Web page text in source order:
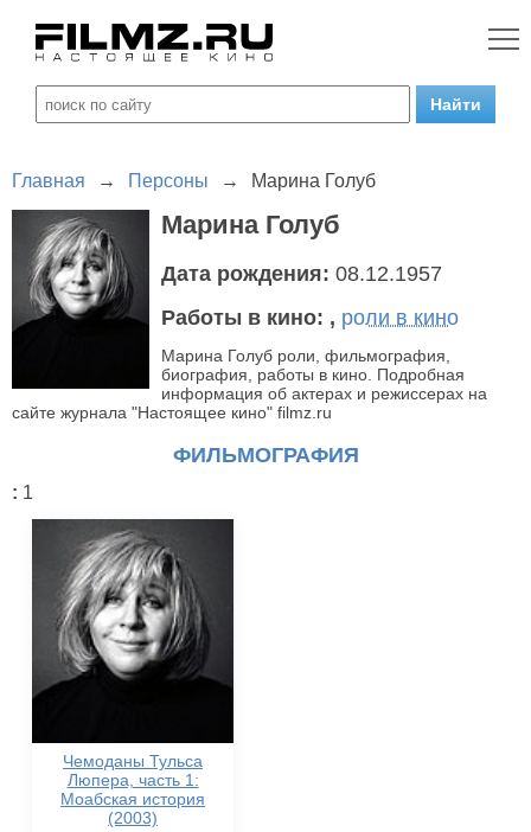
Главная → Персоны → Марина Голуб
Марина Голуб
Дата рождения: 08.12.1957
Работы в кино: , роли в кино
Марина Голуб роли, фильмография,
биография, работы в кино. Подробная
информация об актерах и режиссерах на
сайте журнала "Настоящее кино" filmz.ru
ФИЛЬМОГРАФИЯ
: 1
Чемоданы Тульса
Люпера, часть 1:
Моабская история
(2003)